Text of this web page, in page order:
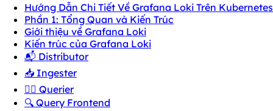
Hướng Dẫn Chi Tiết Về Grafana Loki Trên Kubernetes
Phần 1: Tổng Quan và Kiến Trúc
Giới thiệu về Grafana Loki
Kiến trúc của Grafana Loki
📬 Distributor
📥 Ingester
🕵️‍♂️ Querier
🔍 Query Frontend